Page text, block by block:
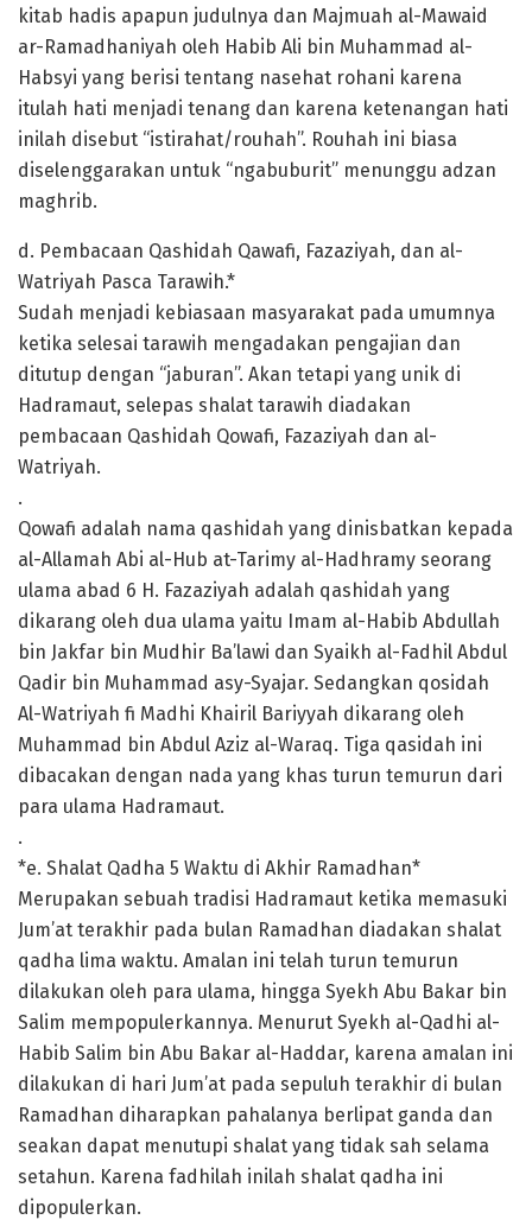
kitab hadis apapun judulnya dan Majmuah al-Mawaid
ar-Ramadhaniyah oleh Habib Ali bin Muhammad al-
Habsyi yang berisi tentang nasehat rohani karena
itulah hati menjadi tenang dan karena ketenangan hati
inilah disebut “istirahat/rouhah”. Rouhah ini biasa
diselenggarakan untuk “ngabuburit” menunggu adzan
maghrib.
d. Pembacaan Qashidah Qawafi, Fazaziyah, dan al-
Watriyah Pasca Tarawih.*
Sudah menjadi kebiasaan masyarakat pada umumnya
ketika selesai tarawih mengadakan pengajian dan
ditutup dengan “jaburan”. Akan tetapi yang unik di
Hadramaut, selepas shalat tarawih diadakan
pembacaan Qashidah Qowafi, Fazaziyah dan al-
Watriyah.
.
Qowafi adalah nama qashidah yang dinisbatkan kepada
al-Allamah Abi al-Hub at-Tarimy al-Hadhramy seorang
ulama abad 6 H. Fazaziyah adalah qashidah yang
dikarang oleh dua ulama yaitu Imam al-Habib Abdullah
bin Jakfar bin Mudhir Ba’lawi dan Syaikh al-Fadhil Abdul
Qadir bin Muhammad asy-Syajar. Sedangkan qosidah
Al-Watriyah fi Madhi Khairil Bariyyah dikarang oleh
Muhammad bin Abdul Aziz al-Waraq. Tiga qasidah ini
dibacakan dengan nada yang khas turun temurun dari
para ulama Hadramaut.
.
*e. Shalat Qadha 5 Waktu di Akhir Ramadhan*
Merupakan sebuah tradisi Hadramaut ketika memasuki
Jum’at terakhir pada bulan Ramadhan diadakan shalat
qadha lima waktu. Amalan ini telah turun temurun
dilakukan oleh para ulama, hingga Syekh Abu Bakar bin
Salim mempopulerkannya. Menurut Syekh al-Qadhi al-
Habib Salim bin Abu Bakar al-Haddar, karena amalan ini
dilakukan di hari Jum’at pada sepuluh terakhir di bulan
Ramadhan diharapkan pahalanya berlipat ganda dan
seakan dapat menutupi shalat yang tidak sah selama
setahun. Karena fadhilah inilah shalat qadha ini
dipopulerkan.